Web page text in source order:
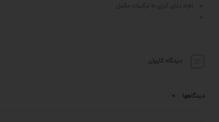
افراد دارای آلرژی به ترکیبات مکمل
دیدگاه کاربران
دیدگاهها 0